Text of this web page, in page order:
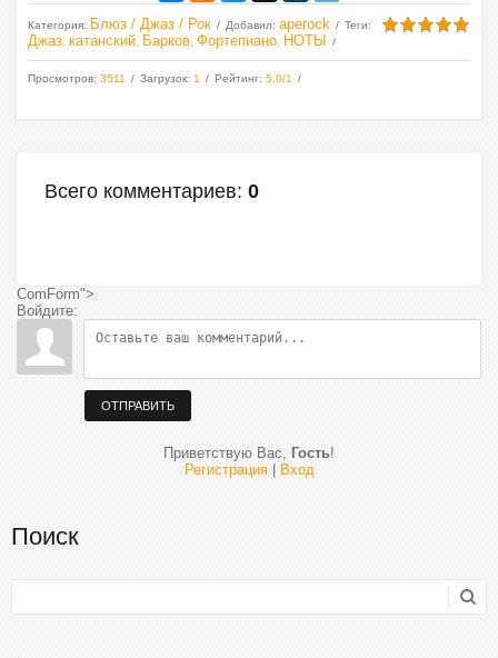
Категория: Блюз / Джаз / Рок Добавил: aperock Теги:
Джаз катанский Барков Фортепиано НОТЫ
Просмотров: 3511 Загрузок: 1 Рейтинг: 5.0/1
Всего комментариев: 0
ComForm">
Войдите:
ОТПРАВИТЬ
Приветствую Вас, Гость!
Регистрация| Вход
Поиск